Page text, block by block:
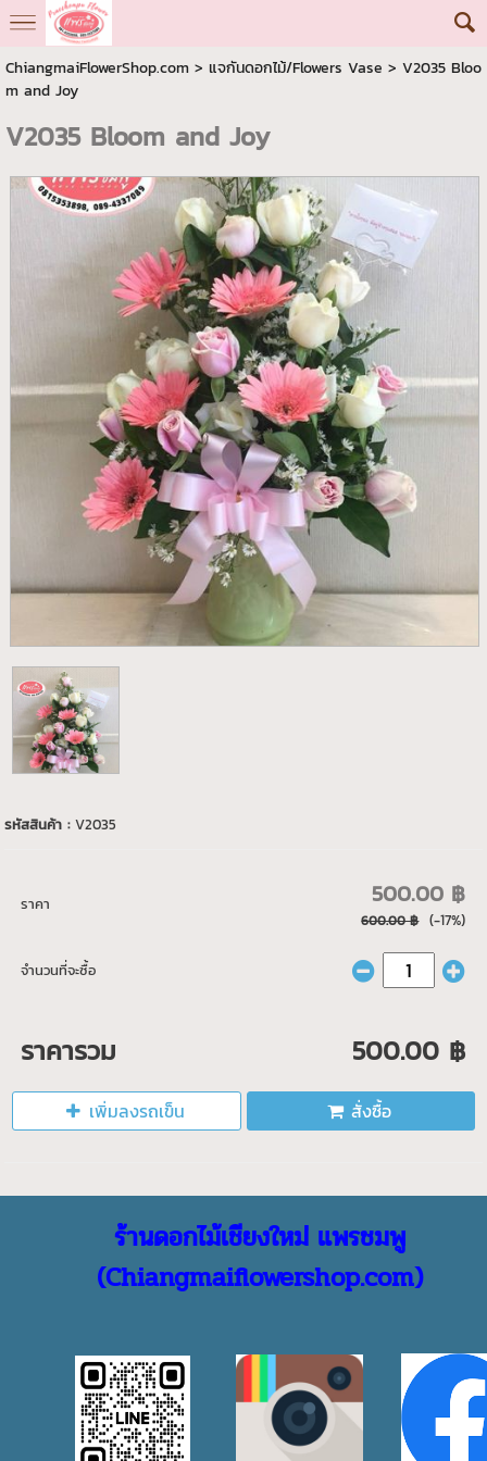
ChiangmaiFlowerShop.com> แจกันดอกไม้/Flowers Vase > V2035 Bloo
m and Joy
V2035 Bloom and Joy
รหัสสินค้า :V2035
ราคา 500.00 ฿
600.00 ฿ (-17%)
จำนวนที่จะซื้อ
ราคารวม 500.00 ฿
เพิ่มลงรถเข็น สั่งซื้อ
ร้านดอกไม้เชียงใหม่ แพรชมพู
(Chiangmaiflowershop.com)